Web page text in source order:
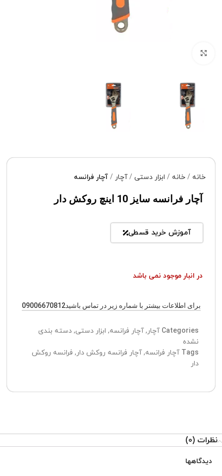
خانه خانه ابزار دستی آچار آچار فرانسه
آچار فرانسه سایز 10 اینچ روکش دار
آموزش خرید قسطی
در انبار موجود نمی باشد
برای اطلاعات بیشتر با شماره زیر در تماس باشید09006670812
Categories آچار,آچار فرانسه, ابزار دستی, دسته بندی
نشده
Tags آچار فرانسه,آچار فرانسه روکش دار, فرانسه روکش
دار
نظرات (0)
دیدگاهها